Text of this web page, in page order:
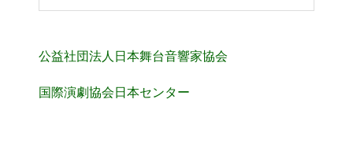
公益社団法人日本舞台音響家協会
国際演劇協会日本センター